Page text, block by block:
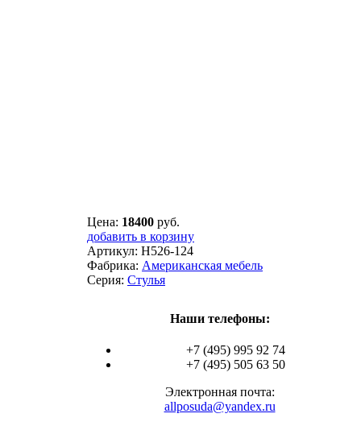
Цена: 18400 руб.
добавить в корзину
Артикул: H526-124
Фабрика: Американская мебель
Серия: Стулья
Наши телефоны:
+7 (495) 995 92 74
+7 (495) 505 63 50
Электронная почта:
allposuda@yandex.ru